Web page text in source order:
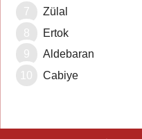
Zülal
Ertok
Aldebaran
Cabiye